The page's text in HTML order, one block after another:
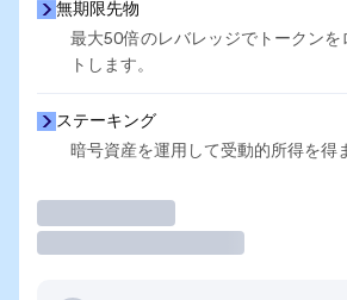
無期限先物
最大50倍のレバレッジでトークンを
トします。
ステーキング
暗号資産を運用して受動的所得を得